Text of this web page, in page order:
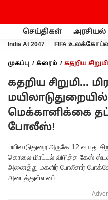
செய்திகள் அரசியல்
India At 2047 FIFA
முகப்பு க்ரைம்
கதறிய
மகளிர் போலீஸ்!
கதறிய சிறுமி...
மெக்கானிக்கை
போலீஸ்!
மயிலாடுதுறை அருகே 12 வயது
கொலை மிரட்டல் விடுத்த கேஸ்
அனைத்து மகளிர் போலீசார்
அடைத்துள்ளனர்.